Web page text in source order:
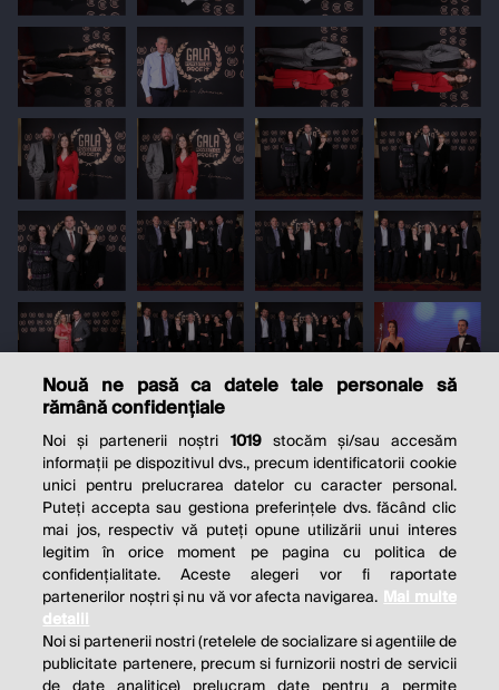
Nouă ne pasă ca datele tale personale să
rămână confidențiale
Noi și partenerii noștri 1019stocăm și/sau accesăm
informații pe dispozitivul dvs., precum identificatorii cookie
unici pentru prelucrarea datelor cu caracter personal.
Puteți accepta sau gestiona preferințele dvs. făcând clic
mai jos, respectiv vă puteți opune utilizării unui interes
legitim în orice moment pe pagina cu politica de
confidențialitate. Aceste alegeri vor fi raportate
partenerilor noștri și nu vă vor afecta navigarea. Mai multe
detalii
Noi si partenerii nostri (retelele de socializare si agentiile de
publicitate partenere, precum si furnizorii nostri de servicii